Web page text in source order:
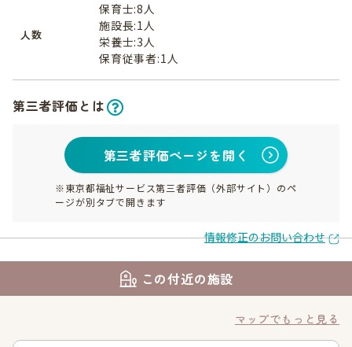
人数
保育士:8人
施設長:1人
栄養士:3人
保育従事者:1人
第三者評価とは
第三者評価ページを開く
※東京都福祉サービス第三者評価（外部サイト）のペ
ージが別タブで開きます
情報修正のお問い合わせ
この付近の施設
マップでもっと見る